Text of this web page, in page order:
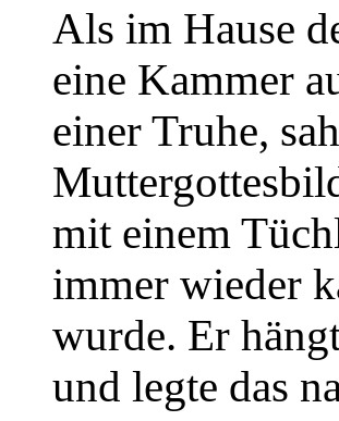
Als im Hause
eine Kammer
einer Truhe,
mit einem
immer wieder
wurde. Er
und legte das